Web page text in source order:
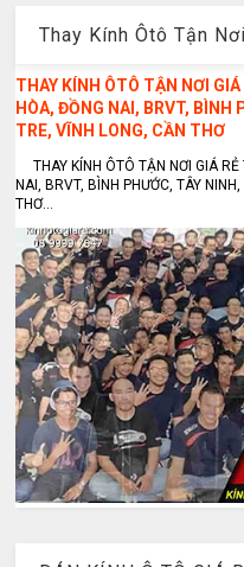
Thay Kính Ôtô Tận
THAY KÍNH ÔTÔ TẬN NƠI
HÒA, ĐỒNG NAI, BRVT, BÌNH
TRE, VĨNH LONG, CẦN THƠ
THAY KÍNH ÔTÔ TẬN NƠI GIÁ RẺ
NAI, BRVT, BÌNH PHƯỚC, TÂY
THƠ...